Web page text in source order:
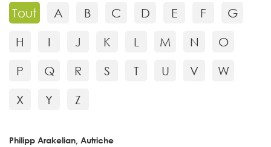
Tout A B C D E F
G
H
I J K L M N
O
P
Q R S T U V
W
X
Y Z
Philipp Arakelian, Autriche